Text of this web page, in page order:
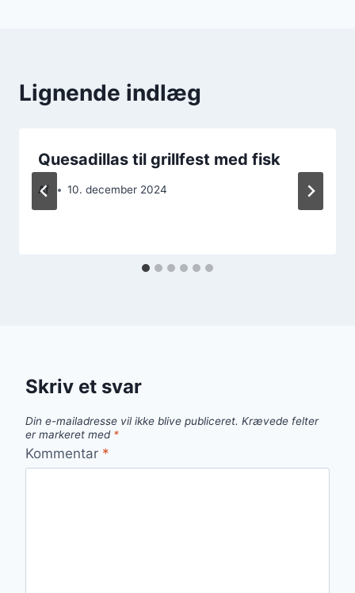
Lignende indlæg
Quesadillas til grillfest med fisk
Af 10. december 2024
Skriv et svar
Din e-mailadresse vil ikke blive publiceret. Krævede felter
er markeret med *
Kommentar *